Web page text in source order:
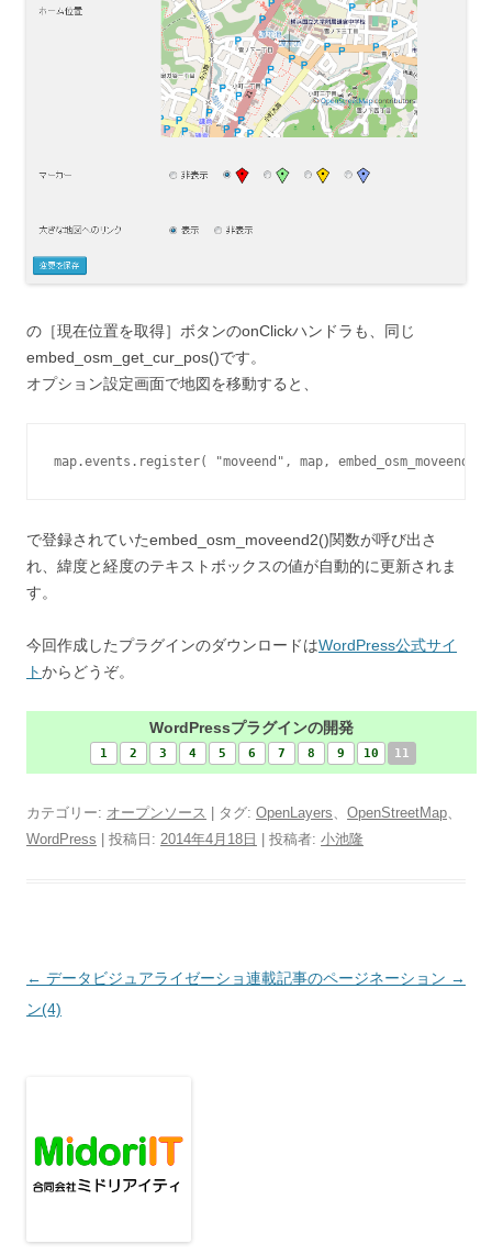
の［現在位置を取得］ボタンのonClickハンドラも、同じ
embed_osm_get_cur_pos()です。
オプション設定画面で地図を移動すると、
で登録されていたembed_osm_moveend2()関数が呼び出さ
れ、緯度と経度のテキストボックスの値が自動的に更新されま
す。
今回作成したプラグインのダウンロードはWordPress公式サイ
トからどうぞ。
WordPressプラグインの開発
1 2 3 4 5 6 7 8 9 10 11
カテゴリー: オープンソース | タグ: OpenLayers、 OpenStreetMap、
WordPress | 投稿日: 2014年4月18日 投稿者: 小池隆
投
稿
シ
ョ
← データビジュアライゼーショ
ン(4)
連載記事のページネーション →